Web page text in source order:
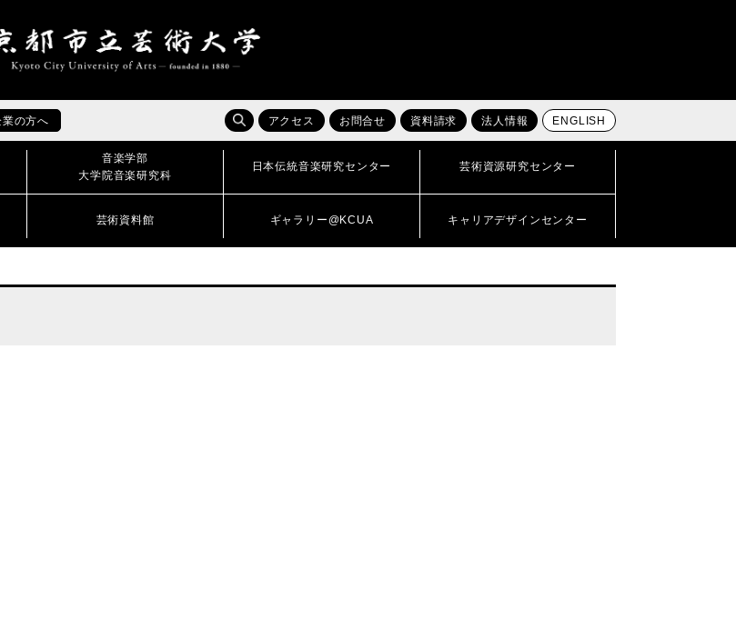
業の方へ アクセス お問合せ 資料請求 法人情報 ENGLISH
音楽学部
大学院音楽研究科
日本伝統音楽研究センター 芸術資源研究センター
芸術資料館 ギャラリー@KCUA キャリアデザインセンター